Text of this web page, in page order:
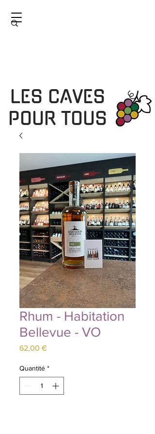
LES CAVES
POUR TOUS
Rhum - Habitation
Bellevue - VO
62,00 €Prix
Quantité *